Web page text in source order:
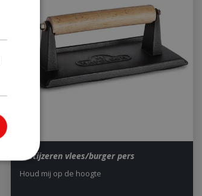
Gietijzeren vlees/burger pers
Houd mij op de hoogte